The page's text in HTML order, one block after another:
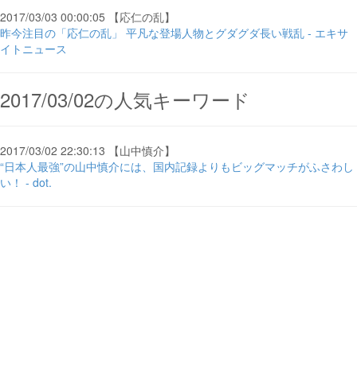
2017/03/03 00:00:05 【応仁の乱】
昨今注目の「応仁の乱」 平凡な登場人物とグダグダ長い戦乱 - エキサ
イトニュース
2017/03/02の人気キーワード
2017/03/02 22:30:13 【山中慎介】
“日本人最強”の山中慎介には、国内記録よりもビッグマッチがふさわし
い！ - dot.